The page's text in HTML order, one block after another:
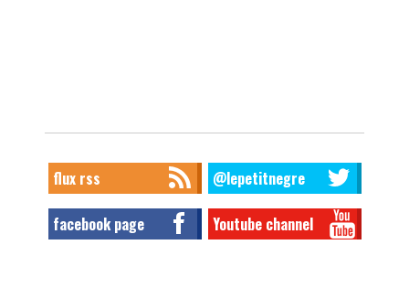
flux rss @lepetitnegre
facebook page Youtube channel